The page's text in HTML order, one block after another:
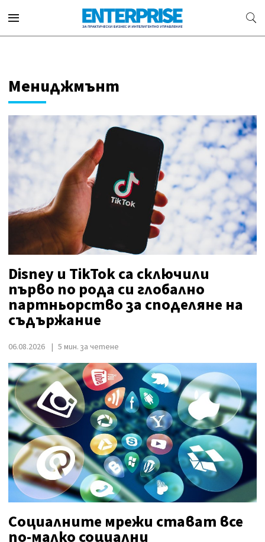
Мениджмънт
Disney и TikTok са сключили
първо по рода си глобално
партньорство за споделяне на
съдържание
06.08.2026 5 мин. за четене
Социалните мрежи стават все
по-малко социални